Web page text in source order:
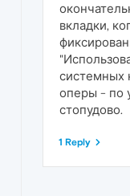
вкладки,
системных
оперы - по
стопудово.
1 Reply